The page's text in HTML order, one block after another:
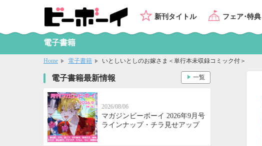
新刊タイトル フェア･特典
電子書籍
Home 電子書籍 いとしいとしのお嫁さま＜単行本未収録コミック付＞
電子書籍最新情報
2026/08/06
マガジンビーボーイ 2026年9月号
ラインナップ・チラ見せアップ
一覧